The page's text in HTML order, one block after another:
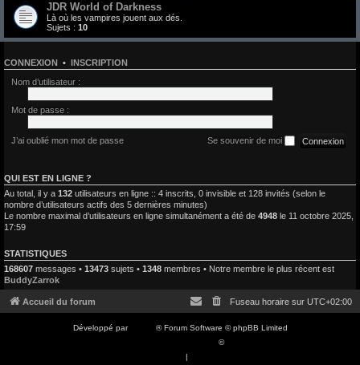
JDR World of Darkness
Là où les vampires jouent aux dés.
Sujets : 10
CONNEXION • INSCRIPTION
Nom d’utilisateur :
Mot de passe :
J’ai oublié mon mot de passe Se souvenir de moi
QUI EST EN LIGNE ?
Au total, il y a 132 utilisateurs en ligne :: 4 inscrits, 0 invisible et 128 invités (selon le
nombre d’utilisateurs actifs des 5 dernières minutes)
Le nombre maximal d’utilisateurs en ligne simultanément a été de 4948 le 11 octobre 2025,
17:59
STATISTIQUES
168607 messages • 13473 sujets • 1348 membres • Notre membre le plus récent est
BuddyZarrok
Accueil du forum Fuseau horaire sur UTC+02:00
Développé par
® Forum Software © phpBB Limited
©
|